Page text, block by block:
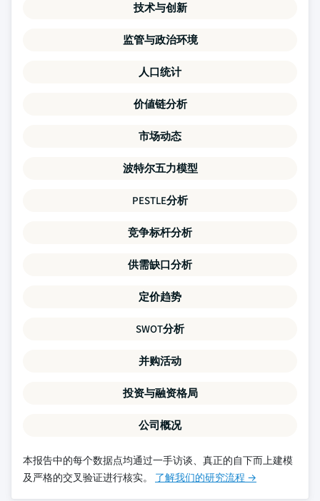
技术与创新
监管与政治环境
人口统计
价値链分析
市场动态
波特尔五力模型
PESTLE分析
竞争标杆分析
供需缺口分析
定价趋势
SWOT分析
并购活动
投资与融资格局
公司概况
本报告中的每个数据点均通过一手访谈、真正的自下而上建模
及严格的交叉验证进行核实。 了解我们的研究流程 →